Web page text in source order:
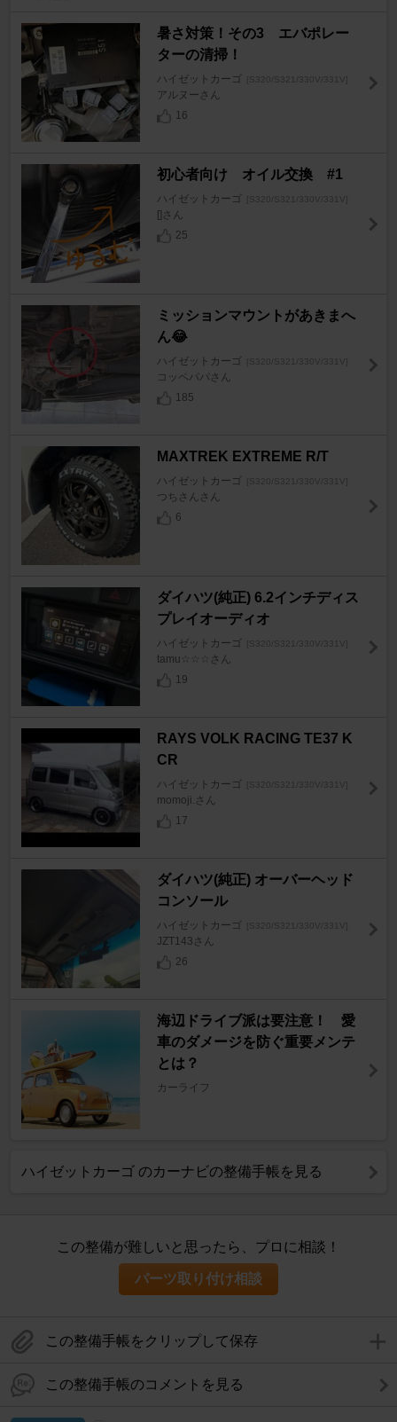
暑さ対策！その3 エバポレー
ターの清掃！
ハイゼットカーゴ [S320/S321/330V/331V]
アルヌーさん
16
初心者向け オイル交換 #1
ハイゼットカーゴ [S320/S321/330V/331V]
[]さん
25
ミッションマウントがあきまへ
ん😂
ハイゼットカーゴ [S320/S321/330V/331V]
コッペパパさん
185
MAXTREK EXTREME R/T
ハイゼットカーゴ [S320/S321/330V/331V]
つちさんさん
6
ダイハツ(純正) 6.2インチディス
プレイオーディオ
ハイゼットカーゴ [S320/S321/330V/331V]
tamu☆☆☆さん
19
RAYS VOLK RACING TE37 K
CR
ハイゼットカーゴ [S320/S321/330V/331V]
momoji.さん
17
ダイハツ(純正) オーバーヘッド
コンソール
ハイゼットカーゴ [S320/S321/330V/331V]
JZT143さん
26
海辺ドライブ派は要注意！ 愛
車のダメージを防ぐ重要メンテ
とは？
カーライフ
ハイゼットカーゴ のカーナビの整備手帳を見る
この整備が難しいと思ったら、プロに相談！
パーツ取り付け相談
この整備手帳をクリップして保存
この整備手帳のコメントを見る